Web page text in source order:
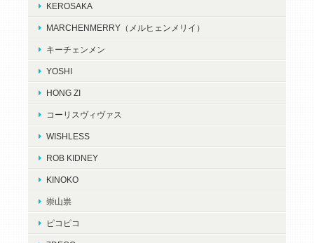
KEROSAKA
MARCHENMERRY（メルヒェンメリイ）
キーチェンメン
YOSHI
HONG ZI
コーリスヴィヴァス
WISHLESS
ROB KIDNEY
KINOKO
崇山祟
ピコピコ